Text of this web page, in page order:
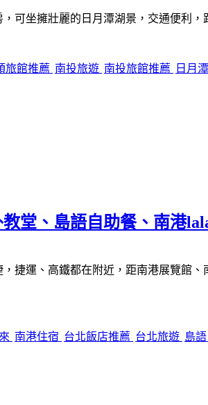
，可坐擁壯麗的日月潭湖景，交通便利，
旅館推薦 南投旅遊 南投旅館推薦 日月
堂、島語自助餐、南港
捷運、高鐵都在附近，距南港展覽館
南港住宿 台北飯店推薦 台北旅遊 島